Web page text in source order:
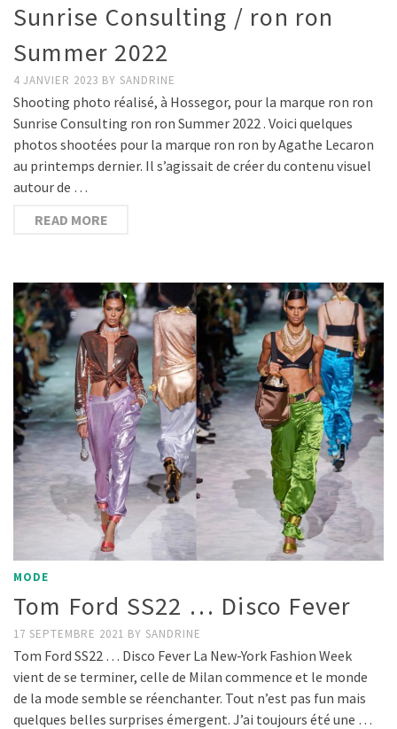
Sunrise Consulting / ron ron
Summer 2022
4 JANVIER 2023 BY SANDRINE
Shooting photo réalisé, à Hossegor, pour la marque ron ron
Sunrise Consulting ron ron Summer 2022 . Voici quelques
photos shootées pour la marque ron ron by Agathe Lecaron
au printemps dernier. Il s’agissait de créer du contenu visuel
autour de …
READ MORE
MODE
Tom Ford SS22 … Disco Fever
17 SEPTEMBRE 2021 BY SANDRINE
Tom Ford SS22 … Disco Fever La New-York Fashion Week
vient de se terminer, celle de Milan commence et le monde
de la mode semble se réenchanter. Tout n’est pas fun mais
quelques belles surprises émergent. J’ai toujours été une …